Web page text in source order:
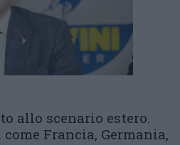
allo scenario estero.
Francia, Germania,